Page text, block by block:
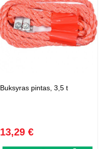
Buksyras pintas, 3,5 t
13,29 €